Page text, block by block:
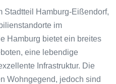
Stadtteil Hamburg-Eißendorf,
im
Hamburg bietet ein breites
eine lebendige
Infrastruktur. Die
Wohngegend, jedoch sind